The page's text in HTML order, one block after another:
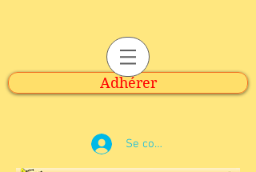
Adhérer
Se connecter